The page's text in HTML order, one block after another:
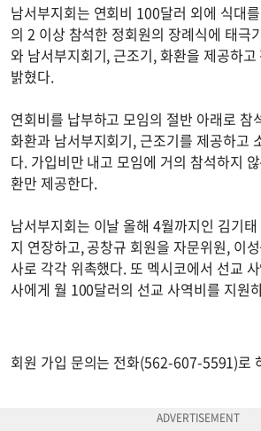
남서부지회는 연회비 100달러 외에 식대
의 2 이상 참석한 정회원의 장례식에 태극
와 남서부지회기, 근조기, 화환을 제공하
밝혔다.
연회비를 납부하고 모임의 절반 아래로 참
화환과 남서부지회기, 근조기를 제공하고
다. 가입비만 내고 모임에 거의 참석하지
환만 제공한다.
남서부지회는 이날 올해 4월까지인 김기
지 연장하고, 공창규 회원을 자문위원, 이
사로 각각 위촉했다. 또 멕시코에서 선교
사에게 월 100달러의 선교 사역비를 지원
회원 가입 문의는 전화(562-607-5591)로